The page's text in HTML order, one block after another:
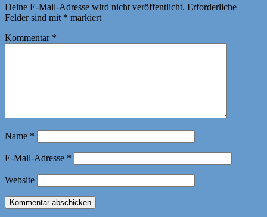
Deine E-Mail-Adresse wird nicht veröffentlicht. Erforderliche
Felder sind mit * markiert
Kommentar *
Name *
E-Mail-Adresse *
Website